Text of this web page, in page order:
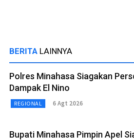
BERITA LAINNYA
Polres Minahasa Siagakan
Dampak El Nino
REGIONAL 6 Agt 2026
Bupati Minahasa Pimpin Apel